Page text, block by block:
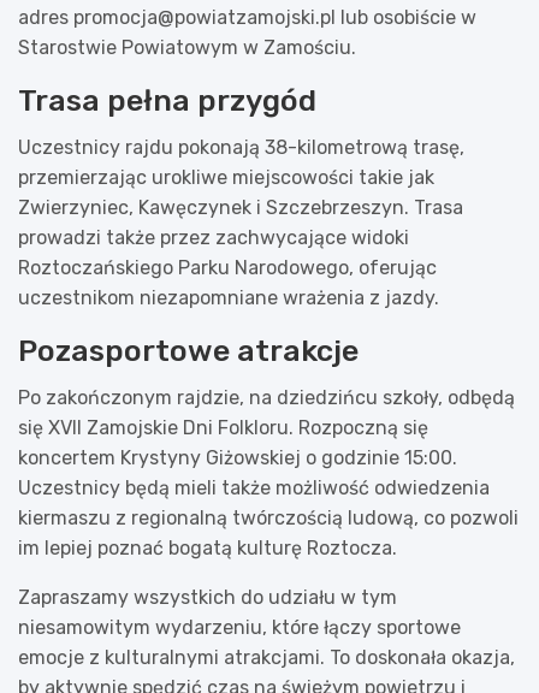
adres promocja@powiatzamojski.pl lub osobiście w
Starostwie Powiatowym w Zamościu.
Trasa pełna przygód
Uczestnicy rajdu pokonają 38-kilometrową trasę,
przemierzając urokliwe miejscowości takie jak
Zwierzyniec, Kawęczynek i Szczebrzeszyn. Trasa
prowadzi także przez zachwycające widoki
Roztoczańskiego Parku Narodowego, oferując
uczestnikom niezapomniane wrażenia z jazdy.
Pozasportowe atrakcje
Po zakończonym rajdzie, na dziedzińcu szkoły, odbędą
się XVII Zamojskie Dni Folkloru. Rozpoczną się
koncertem Krystyny Giżowskiej o godzinie 15:00.
Uczestnicy będą mieli także możliwość odwiedzenia
kiermaszu z regionalną twórczością ludową, co pozwoli
im lepiej poznać bogatą kulturę Roztocza.
Zapraszamy wszystkich do udziału w tym
niesamowitym wydarzeniu, które łączy sportowe
emocje z kulturalnymi atrakcjami. To doskonała okazja,
by aktywnie spędzić czas na świeżym powietrzu i